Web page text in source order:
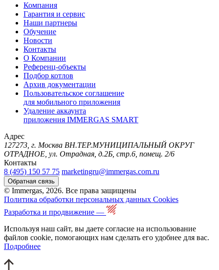
Компания
Гарантия и сервис
Наши партнеры
Обучение
Новости
Контакты
О Компании
Референц-объекты
Подбор котлов
Архив документации
Пользовательское соглашение
для мобильного приложения
Удаление аккаунта
приложения IMMERGAS SMART
Адрес
127273, г. Москва ВН.ТЕР.МУНИЦИПАЛЬНЫЙ ОКРУГ
ОТРАДНОЕ, ул. Отрадная, д.2Б, стр.6, помещ. 2/6
Контакты
8 (495) 150 57 75 marketingru@immergas.com.ru
Обратная связь
© Immergas, 2026. Все права защищены
Политика обработки персональных данных Cookies
Разработка и продвижение —
Используя наш сайт, вы даете согласие на использование
файлов cookie, помогающих нам сделать его удобнее для вас.
Подробнее